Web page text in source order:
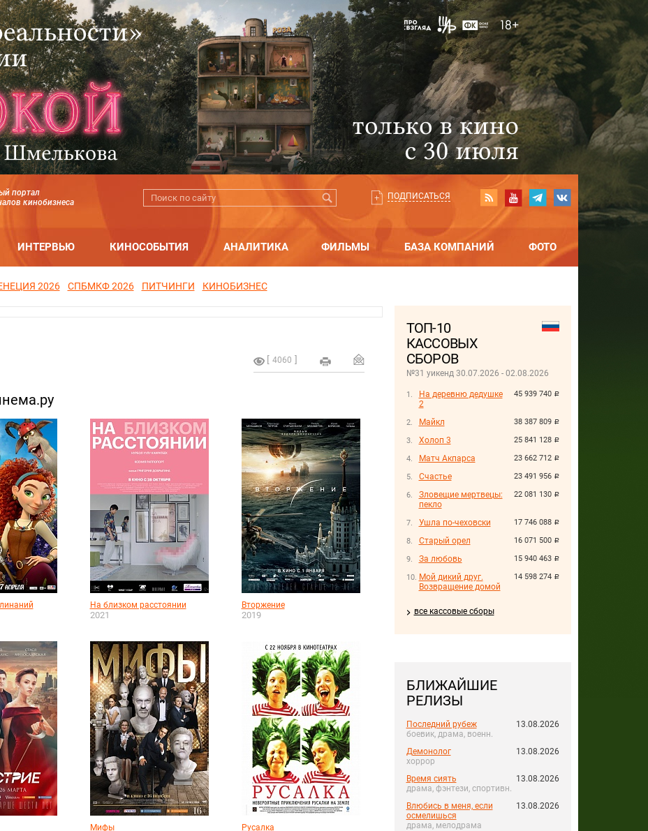
портал
кинобизнеса
ПОДПИСАТЬСЯ
ИНТЕРВЬЮ КИНОСОБЫТИЯ АНАЛИТИКА ФИЛЬМЫ БАЗА КОМПАНИЙ ФОТО
2026 СПБМКФ 2026 ПИТЧИНГИ КИНОБИЗНЕС
ТОП-10
КАССОВЫХ
СБОРОВ
№31 уикенд 30.07.2026 - 02.08.2026
45 939 740 руб.
На деревню дедушке
2
38 387 809 руб.
Майкл
25 841 128 руб.
Холоп 3
23 662 712 руб.
Матч Акпарса
23 491 956 руб.
Счастье
22 081 130 руб.
Зловещие мертвецы:
пекло
17 746 088 руб.
Ушла по-чеховски
16 071 500 руб.
Старый орел
15 940 463 руб.
За любовь
14 598 274 руб.
Мой дикий друг.
Возвращение домой
все кассовые сборы
БЛИЖАЙШИЕ
РЕЛИЗЫ
Последний рубеж
боевик, драма, военн.
13.08.2026
Демонолог
хоррор
13.08.2026
Время сиять
драма, фэнтези, спортивн.
13.08.2026
Влюбись в меня, если
осмелишься
драма, мелодрама
13.08.2026
4060
На близком расстоянии
2021
Вторжение
2019
Мифы Русалка